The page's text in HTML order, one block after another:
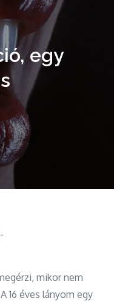
egy
mikor nem
16 éves lányom egy